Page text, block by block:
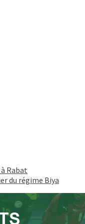
Rabat
du régime Biya